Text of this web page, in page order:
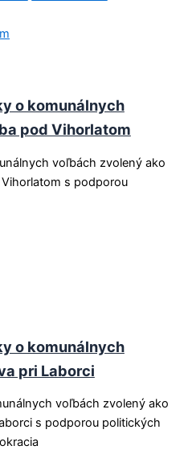
o komunálnych
pod Vihorlatom
voľbách zvolený ako
s podporou
o komunálnych
pri Laborci
voľbách zvolený ako
s podporou politických